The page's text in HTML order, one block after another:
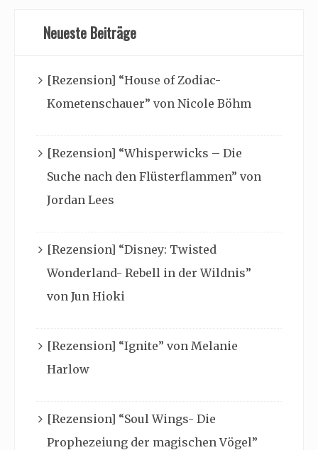
Neueste Beiträge
[Rezension] “House of Zodiac-
Kometenschauer” von Nicole Böhm
[Rezension] “Whisperwicks – Die
Suche nach den Flüsterflammen” von
Jordan Lees
[Rezension] “Disney: Twisted
Wonderland- Rebell in der Wildnis”
von Jun Hioki
[Rezension] “Ignite” von Melanie
Harlow
[Rezension] “Soul Wings- Die
Prophezeiung der magischen Vögel”